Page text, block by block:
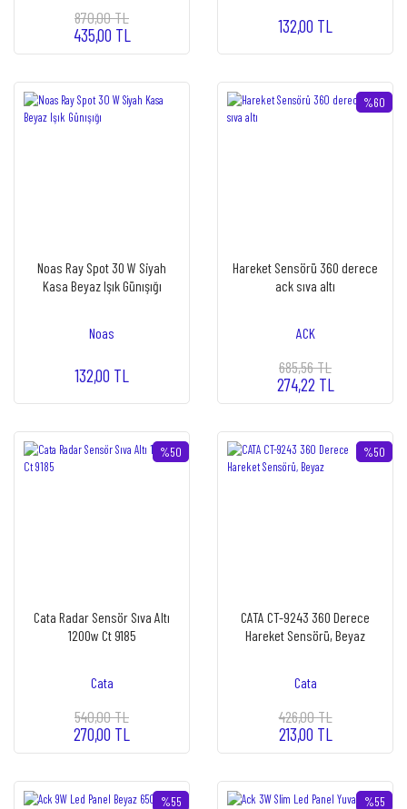
870,00 TL
435,00 TL 132,00 TL
Noas Ray Spot 30 W Siyah
Kasa Beyaz Işık Günışığı
Noas
132,00 TL
%60
Hareket Sensörü 360 derece
ack sıva altı
ACK
685,56 TL
274,22 TL
%50
Cata Radar Sensör Sıva Altı
1200w Ct 9185
Cata
540,00 TL
270,00 TL
%50
CATA CT-9243 360 Derece
Hareket Sensörü, Beyaz
Cata
426,00 TL
213,00 TL
%55 %55